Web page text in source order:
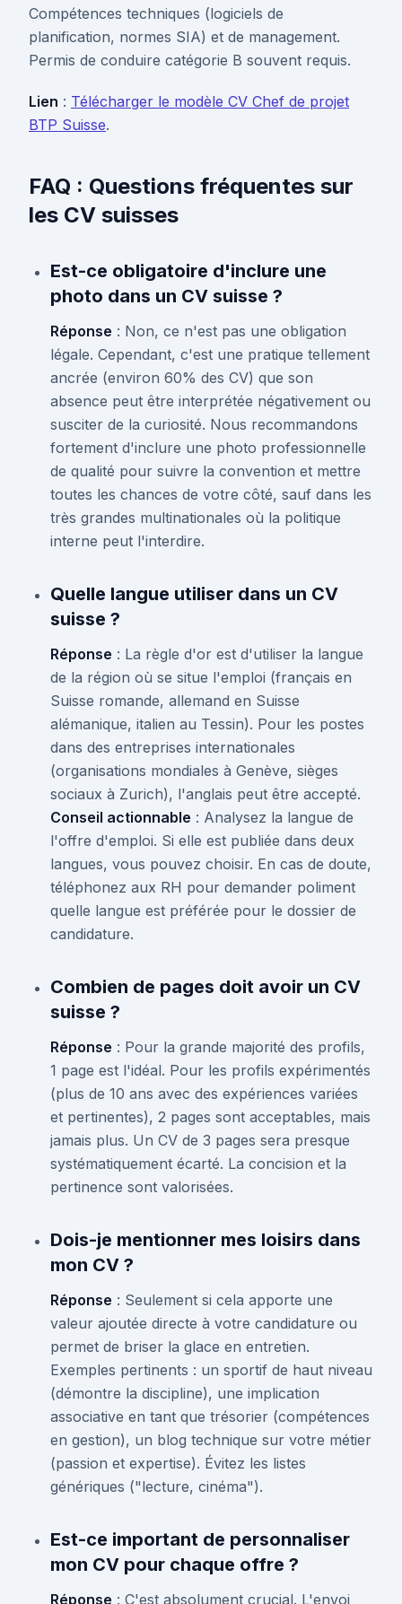
Compétences techniques (logiciels de
planification, normes SIA) et de management.
Permis de conduire catégorie B souvent requis.
Lien : Télécharger le modèle CV Chef de projet
BTP Suisse.
FAQ : Questions fréquentes sur
les CV suisses
Est-ce obligatoire d'inclure une
photo dans un CV suisse ?
Réponse : Non, ce n'est pas une obligation
légale. Cependant, c'est une pratique tellement
ancrée (environ 60% des CV) que son
absence peut être interprétée négativement ou
susciter de la curiosité. Nous recommandons
fortement d'inclure une photo professionnelle
de qualité pour suivre la convention et mettre
toutes les chances de votre côté, sauf dans les
très grandes multinationales où la politique
interne peut l'interdire.
Quelle langue utiliser dans un CV
suisse ?
Réponse : La règle d'or est d'utiliser la langue
de la région où se situe l'emploi (français en
Suisse romande, allemand en Suisse
alémanique, italien au Tessin). Pour les postes
dans des entreprises internationales
(organisations mondiales à Genève, sièges
sociaux à Zurich), l'anglais peut être accepté.
Conseil actionnable : Analysez la langue de
l'offre d'emploi. Si elle est publiée dans deux
langues, vous pouvez choisir. En cas de doute,
téléphonez aux RH pour demander poliment
quelle langue est préférée pour le dossier de
candidature.
Combien de pages doit avoir un CV
suisse ?
Réponse : Pour la grande majorité des profils,
1 page est l'idéal. Pour les profils expérimentés
(plus de 10 ans avec des expériences variées
et pertinentes), 2 pages sont acceptables, mais
jamais plus. Un CV de 3 pages sera presque
systématiquement écarté. La concision et la
pertinence sont valorisées.
Dois-je mentionner mes loisirs dans
mon CV ?
Réponse : Seulement si cela apporte une
valeur ajoutée directe à votre candidature ou
permet de briser la glace en entretien.
Exemples pertinents : un sportif de haut niveau
(démontre la discipline), une implication
associative en tant que trésorier (compétences
en gestion), un blog technique sur votre métier
(passion et expertise). Évitez les listes
génériques ("lecture, cinéma").
Est-ce important de personnaliser
mon CV pour chaque offre ?
Réponse : C'est absolument crucial. L'envoi